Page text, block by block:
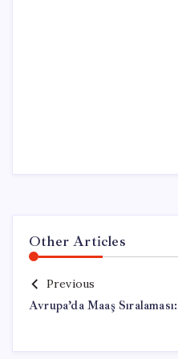
Other Articles
Previous
Avrupa’da Maaş